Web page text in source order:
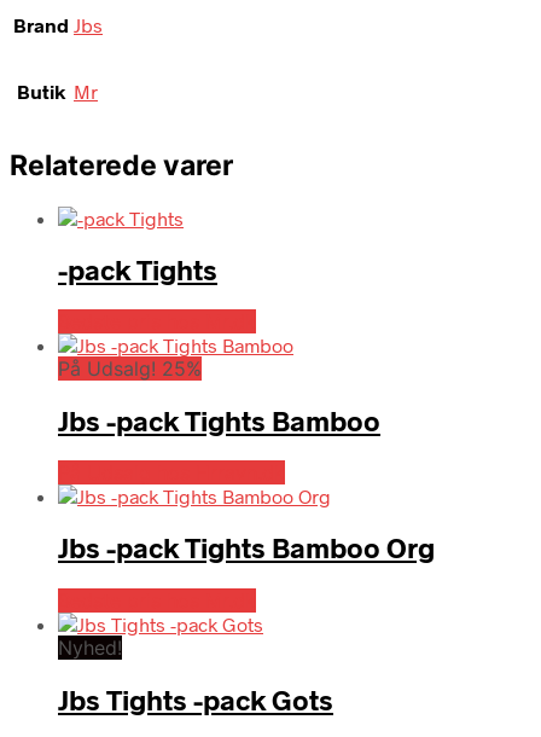
Brand Jbs
Butik Mr
Relaterede varer
-pack Tights
På Udsalg! 25%
Jbs -pack Tights Bamboo
Jbs -pack Tights Bamboo Org
Nyhed!
Jbs Tights -pack Gots